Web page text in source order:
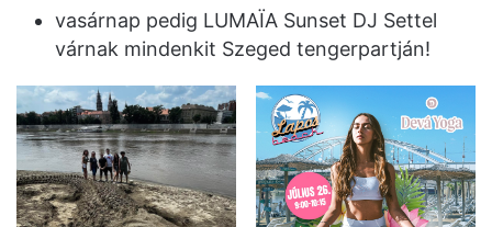
vasárnap pedig LUMAÏA Sunset DJ Settel
várnak mindenkit Szeged tengerpartján!